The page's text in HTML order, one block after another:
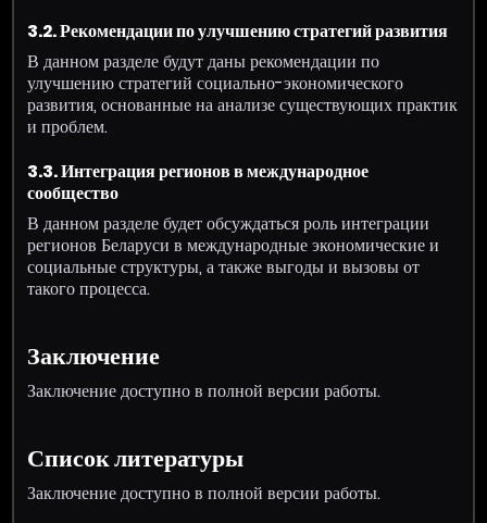
3.2. Рекомендации по улучшению стратегий развития
В данном разделе будут даны рекомендации по
улучшению стратегий социально-экономического
развития, основанные на анализе существующих практик
и проблем.
3.3. Интеграция регионов в международное
сообщество
В данном разделе будет обсуждаться роль интеграции
регионов Беларуси в международные экономические и
социальные структуры, а также выгоды и вызовы от
такого процесса.
Заключение
Заключение доступно в полной версии работы.
Список литературы
Заключение доступно в полной версии работы.